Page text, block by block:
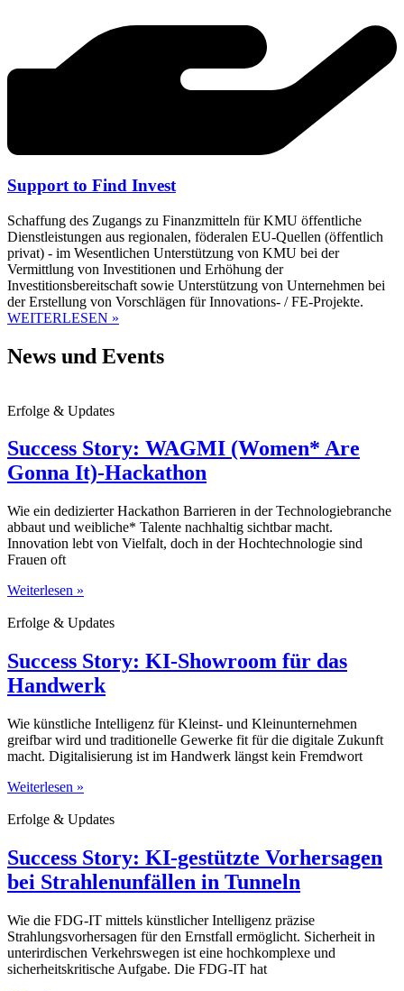
Support to Find Invest
Schaffung des Zugangs zu Finanzmitteln für KMU öffentliche
Dienstleistungen aus regionalen, föderalen EU-Quellen (öffentlich
privat) - im Wesentlichen Unterstützung von KMU bei der
Vermittlung von Investitionen und Erhöhung der
Investitionsbereitschaft sowie Unterstützung von Unternehmen bei
der Erstellung von Vorschlägen für Innovations- / FE-Projekte.
WEITERLESEN »
News und Events
Erfolge & Updates
Success Story: WAGMI (Women* Are
Gonna It)-Hackathon
Wie ein dedizierter Hackathon Barrieren in der Technologiebranche
abbaut und weibliche* Talente nachhaltig sichtbar macht.
Innovation lebt von Vielfalt, doch in der Hochtechnologie sind
Frauen oft
Weiterlesen »
Erfolge & Updates
Success Story: KI-Showroom für das
Handwerk
Wie künstliche Intelligenz für Kleinst- und Kleinunternehmen
greifbar wird und traditionelle Gewerke fit für die digitale Zukunft
macht. Digitalisierung ist im Handwerk längst kein Fremdwort
Weiterlesen »
Erfolge & Updates
Success Story: KI-gestützte Vorhersagen
bei Strahlenunfällen in Tunneln
Wie die FDG-IT mittels künstlicher Intelligenz präzise
Strahlungsvorhersagen für den Ernstfall ermöglicht. Sicherheit in
unterirdischen Verkehrswegen ist eine hochkomplexe und
sicherheitskritische Aufgabe. Die FDG-IT hat